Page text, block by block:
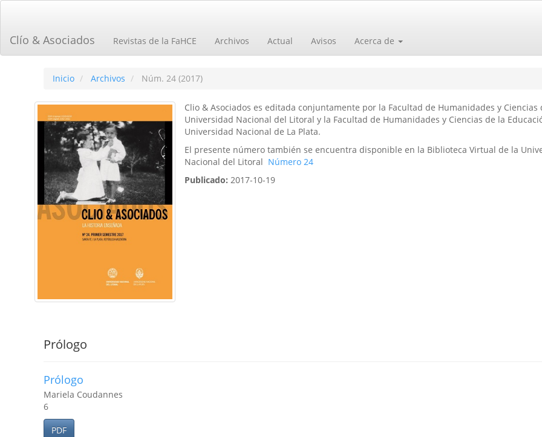
principal
Barra
Clío & Asociados Revistas de la FaHCE Archivos Actual Avisos Acerca de
Inicio Archivos Núm. 24 (2017)
Clio & Asociados es editada conjuntamente por la Facultad de Humanidades y Ciencias
Universidad Nacional del Litoral y la Facultad de Humanidades y Ciencias de la
Universidad Nacional de La Plata.
El presente número también se encuentra disponible en la Biblioteca Virtual de la
Nacional del Litoral Número 24
Publicado: 2017-10-19
Prólogo
Prólogo
Mariela Coudannes
6
PDF